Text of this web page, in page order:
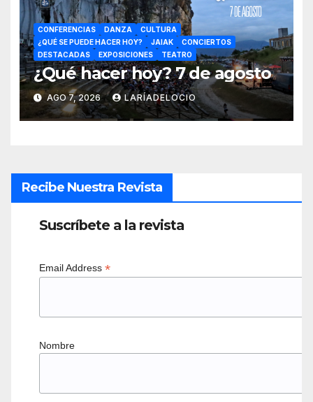
CONFERENCIAS DANZA
CULTURA
¿QUÉ SE PUEDE HACER HOY?
JAIAK
CONCIERTOS
DESTACADAS
EXPOSICIONES TEATRO
¿Qué hacer hoy? 7 de agosto
AGO 7, 2026 LARÍADELOCIO
Recibe Nuestra Revista
Suscríbete a la revista
Email Address *
Nombre